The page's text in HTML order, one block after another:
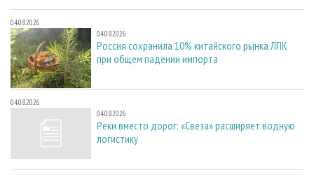
04.08.2026
04.08.2026
Россия сохранила 10% китайского рынка ЛПК
при общем падении импорта
04.08.2026
04.08.2026
Реки вместо дорог: «Свеза» расширяет водную
логистику